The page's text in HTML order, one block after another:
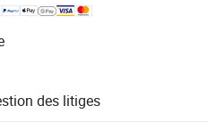
logistiques prises en charge par
optionnelle pour des contrôles de
des litiges
la plateforme, y compris les